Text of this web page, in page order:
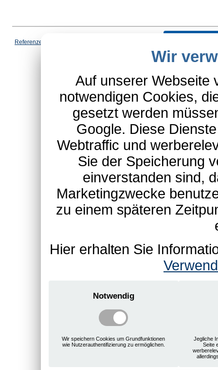
Referenzen
*Schulte-Hauptkatalog,
Wir
Auf unserer Webseite
notwendigen Cookies,
gesetzt werden
Google. Diese
Webtraffic und
Sie der Speicherung
einverstanden sind,
Marketingzwecke
zu einem späteren
Hier erhalten Sie
Notwendig
Wir speichern Cookies um Grundfunktionen
wie Nutzerauthentifizierung zu ermöglichen.
Jegliche
Seite